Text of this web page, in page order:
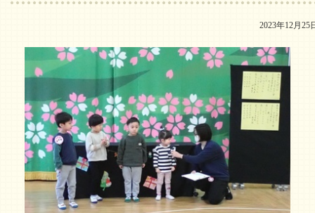
2023年12月25